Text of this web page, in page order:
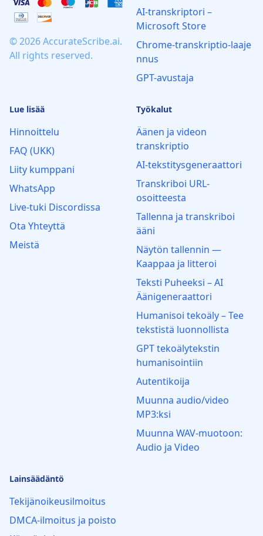
© 2026 AccurateScribe.ai.
All rights reserved.
AI‑transkriptori –
Microsoft Store
Chrome‑transkriptio‑laaje
nnus
GPT-avustaja
Lue lisää
Hinnoittelu
FAQ (UKK)
Liity kumppani
WhatsApp
Live‑tuki Discordissa
Ota Yhteyttä
Meistä
Työkalut
Äänen ja videon
transkriptio
AI-tekstitysgeneraattori
Transkriboi URL-
osoitteesta
Tallenna ja transkriboi
ääni
Näytön tallennin —
Kaappaa ja litteroi
Teksti Puheeksi – AI
Äänigeneraattori
Humanisoi tekoäly – Tee
tekstistä luonnollista
GPT tekoälytekstin
humanisointiin
Autentikoija
Muunna audio/video
MP3:ksi
Muunna WAV-muotoon:
Audio ja Video
Lainsäädäntö
Tekijänoikeusilmoitus
DMCA-ilmoitus ja poisto